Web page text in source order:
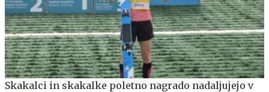
Skakalci in skakalke poletno nagrado nadaljujejo v